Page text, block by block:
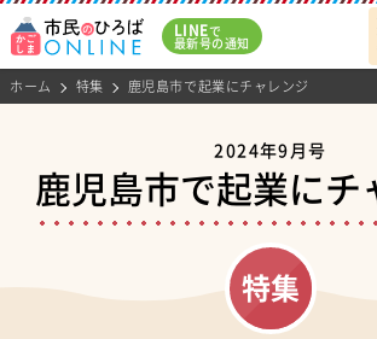
LINEで
最新号の通知
ホーム 特集 鹿児島市で起業にチャレンジ
2024年9月号
鹿児島市で起業にチ